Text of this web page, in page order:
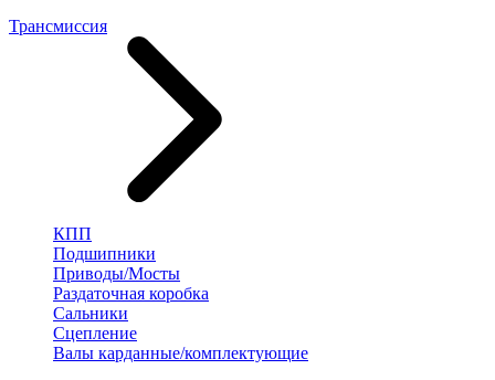
Трансмиссия
КПП
Подшипники
Приводы/Мосты
Раздаточная коробка
Сальники
Сцепление
Валы карданные/комплектующие